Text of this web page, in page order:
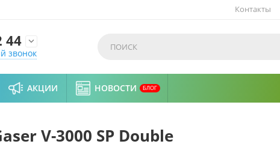
Контакты
44 
звонок
АКЦИИ НОВОСТИ БЛОГ
V-3000 SP Double